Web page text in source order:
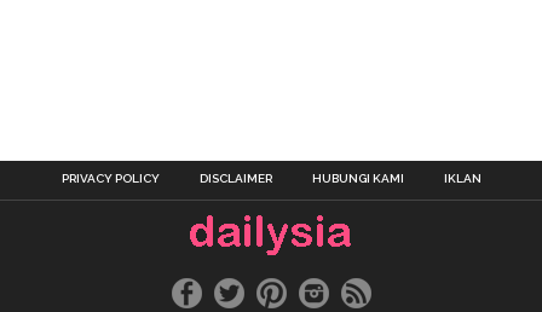
PRIVACY POLICY DISCLAIMER HUBUNGI KAMI IKLAN